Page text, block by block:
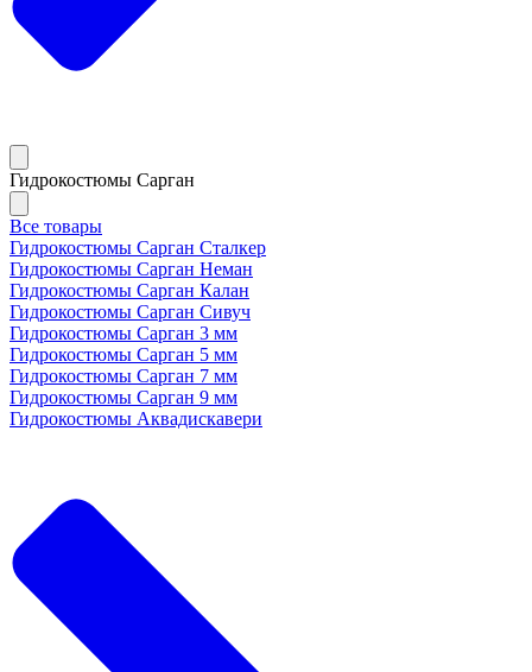
Гидрокостюмы Сарган
Все товары
Гидрокостюмы Сарган Сталкер
Гидрокостюмы Сарган Неман
Гидрокостюмы Сарган Калан
Гидрокостюмы Сарган Сивуч
Гидрокостюмы Сарган 3 мм
Гидрокостюмы Сарган 5 мм
Гидрокостюмы Сарган 7 мм
Гидрокостюмы Сарган 9 мм
Гидрокостюмы Аквадискавери